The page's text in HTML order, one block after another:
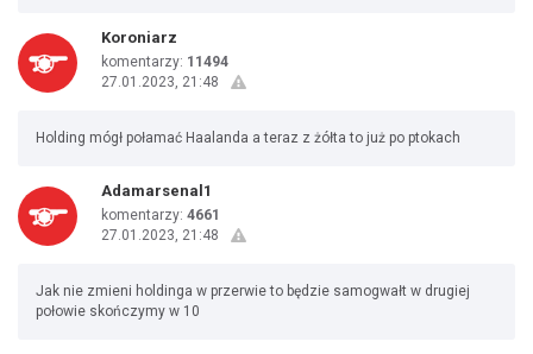
Koroniarz
komentarzy: 11494
27.01.2023, 21:48
Holding mógł połamać Haalanda a teraz z żółta to już po ptokach
Adamarsenal1
komentarzy: 4661
27.01.2023, 21:48
Jak nie zmieni holdinga w przerwie to będzie samogwałt w drugiej
połowie skończymy w 10